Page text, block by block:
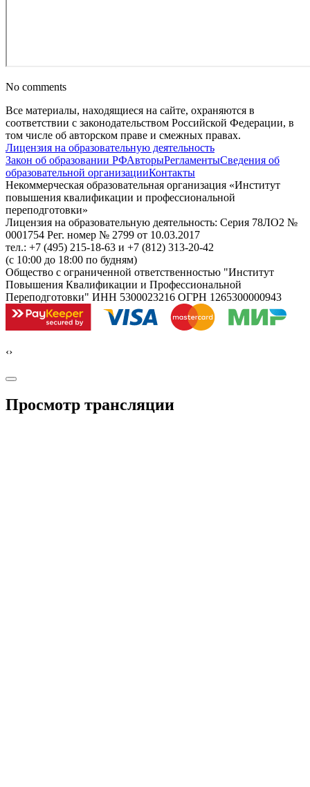
No comments
Все материалы, находящиеся на сайте, охраняются в
соответствии с законодательством Российской Федерации, в
том числе об авторском праве и смежных правах.
Лицензия на образовательную деятельность
Закон об образовании РФАвторыРегламентыСведения об
образовательной организацииКонтакты
Некоммерческая образовательная организация «Институт
повышения квалификации и профессиональной
переподготовки»
Лицензия на образовательную деятельность: Серия 78ЛО2 №
0001754 Рег. номер № 2799 от 10.03.2017
тел.: +7 (495) 215-18-63 и +7 (812) 313-20-42
(с 10:00 до 18:00 по будням)
Общество с ограниченной ответственностью "Институт
Повышения Квалификации и Профессиональной
Переподготовки" ИНН 5300023216 ОГРН 1265300000943
‹›
Просмотр трансляции